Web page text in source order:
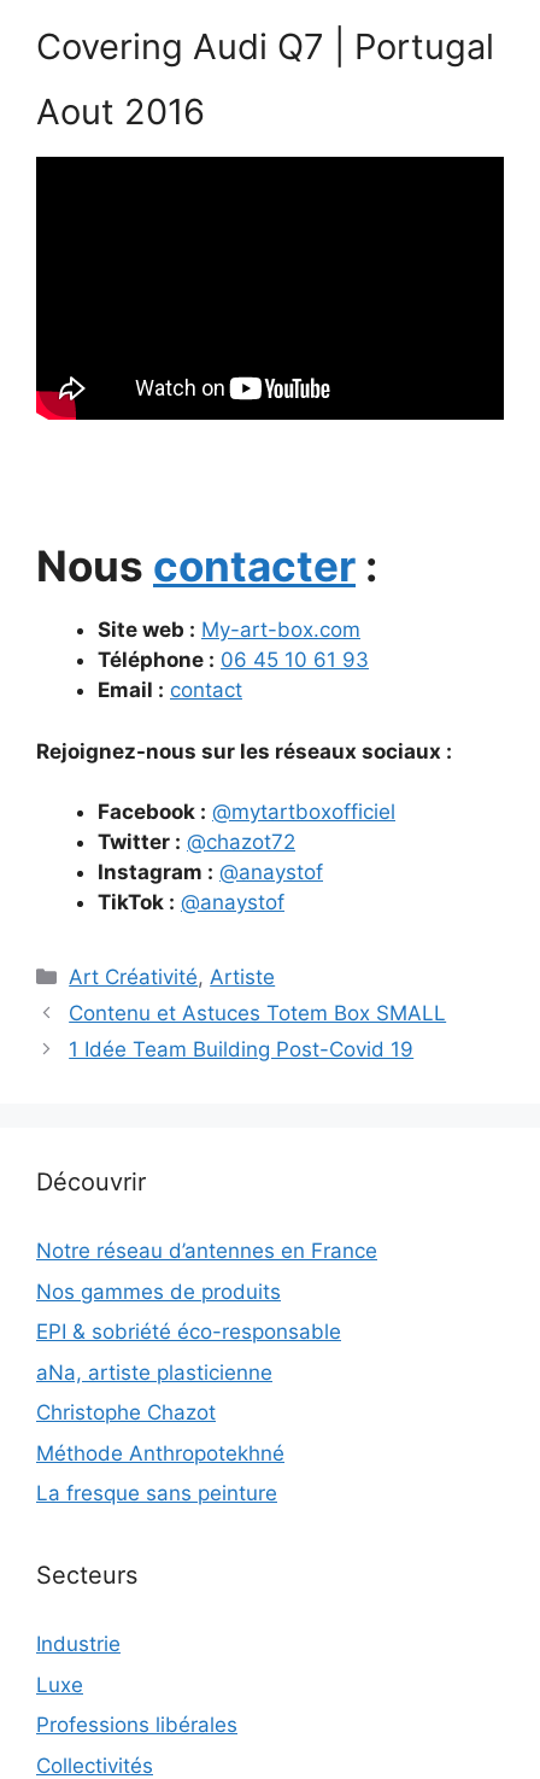
Covering Audi Q7 | Portugal
Aout 2016
Nous contacter :
Site web : My-art-box.com
Téléphone : 06 45 10 61 93
Email : contact
Rejoignez-nous sur les réseaux sociaux :
Facebook : @mytartboxofficiel
Twitter : @chazot72
Instagram : @anaystof
TikTok : @anaystof
Catégories
Art Créativité,Artiste
Contenu et Astuces Totem Box SMALL
1 Idée Team Building Post-Covid 19
Découvrir
Notre réseau d’antennes en France
Nos gammes de produits
EPI & sobriété éco-responsable
aNa, artiste plasticienne
Christophe Chazot
Méthode Anthropotekhné
La fresque sans peinture
Secteurs
Industrie
Luxe
Professions libérales
Collectivités